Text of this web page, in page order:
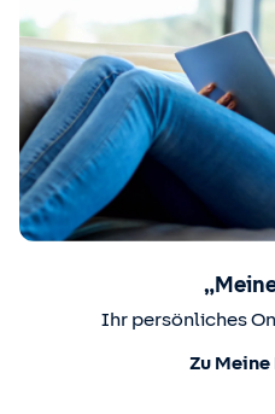
Ihr persönliches
Zu Meine